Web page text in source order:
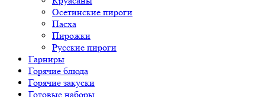
Осетинские пироги
Пасха
Пирожки
Русские пироги
Гарниры
Горячие блюда
Горячие закуски
Готовые наборы